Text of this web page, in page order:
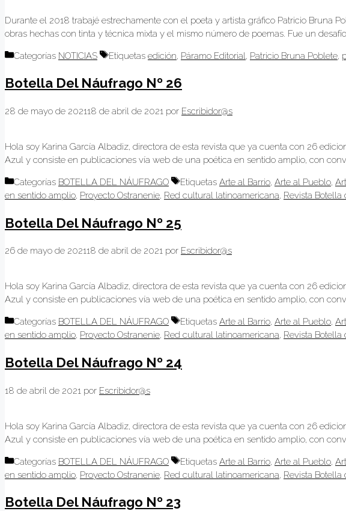
Durante el 2018 trabajé estrechamente con el poeta y artista gráfico Patricio Bruna
obras hechas con tinta y técnica mixta y el mismo número de poemas. Fue un
Categorías NOTICIAS Etiquetas edición, Páramo Editorial, Patricio Bruna Poblete,
Botella Del Náufrago Nº 26
28 de mayo de 202118 de abril de 2021 por Escribidor@s
Hola soy Karina García Albadiz, directora de esta revista que ya cuenta con 26
Azul y consiste en publicaciones vía web de una poética en sentido amplio, con
Categorías BOTELLA DEL NÁUFRAGO Etiquetas Arte al Barrio, Arte al Pueblo,
en sentido amplio, Proyecto Ostranenie, Red cultural latinoamericana, Revista
Botella Del Náufrago Nº 25
26 de mayo de 202118 de abril de 2021 por Escribidor@s
Hola soy Karina García Albadiz, directora de esta revista que ya cuenta con 26
Azul y consiste en publicaciones vía web de una poética en sentido amplio, con
Categorías BOTELLA DEL NÁUFRAGO Etiquetas Arte al Barrio, Arte al Pueblo,
en sentido amplio, Proyecto Ostranenie, Red cultural latinoamericana, Revista
Botella Del Náufrago Nº 24
18 de abril de 2021 por Escribidor@s
Hola soy Karina García Albadiz, directora de esta revista que ya cuenta con 26
Azul y consiste en publicaciones vía web de una poética en sentido amplio, con
Categorías BOTELLA DEL NÁUFRAGO Etiquetas Arte al Barrio, Arte al Pueblo,
en sentido amplio, Proyecto Ostranenie, Red cultural latinoamericana, Revista
Botella Del Náufrago Nº 23